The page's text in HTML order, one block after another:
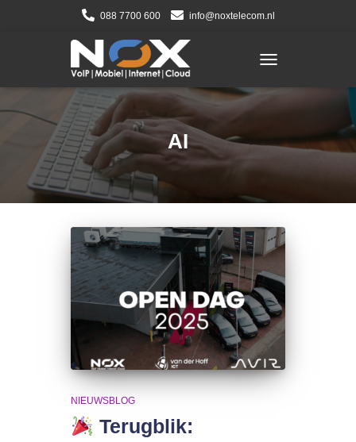
088 7700 600 info@noxtelecom.nl
AI
NIEUWSBLOG
Terugblik: